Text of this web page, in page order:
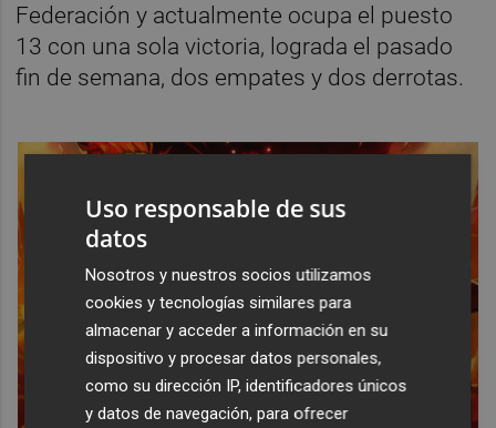
Federación y actualmente ocupa el puesto
13 con una sola victoria, lograda el pasado
fin de semana, dos empates y dos derrotas.
Uso responsable de sus
datos
Nosotros y nuestros socios utilizamos
cookies y tecnologías similares para
almacenar y acceder a información en su
dispositivo y procesar datos personales,
como su dirección IP, identificadores únicos
y datos de navegación, para ofrecer